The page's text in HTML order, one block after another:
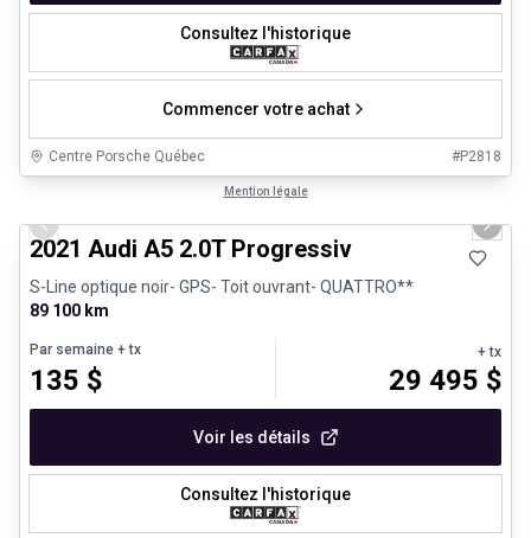
Consultez l'historique
Commencer votre achat
Centre Porsche Québec #P2818
Mention légale
Previous slide Next
2021 Audi A5 2.0T Progressiv
S-Line optique noir- GPS- Toit ouvrant- QUATTRO**
89 100 km
Par semaine + tx
135 $
+ tx
29 495 $
Voir les détails
Consultez l'historique